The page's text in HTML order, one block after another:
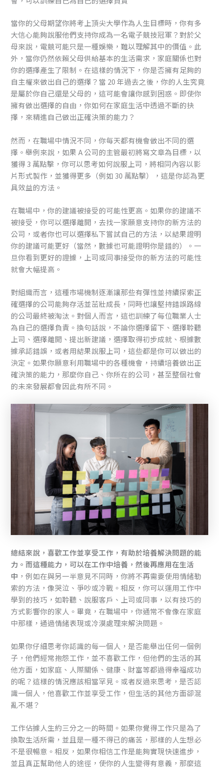
當你的父母期望你將考上頂尖大學作為人生目標時，你有多
大信心能夠說服他們支持你成為一名電子競技冠軍？對於父
母來說，電競可能只是一種娛樂，難以理解其中的價值。此
外，當你仍然依賴父母供給基本的生活需求，家庭關係也對
你的選擇產生了限制。在這樣的情況下，你是否擁有足夠的
自主權來做出自己的選擇？當 20 年過去之後，你的人生究竟
是屬於你自己還是父母的，這可能會讓你感到困惑。即使你
擁有做出選擇的自由，你如何在家庭生活中透過不斷的抉
擇，來精進自己做出正確決策的能力？
然而，在職場中情況不同，你每天都有機會做出不同的選
擇。舉例來說，如果 A 公司的主管最初將寫文章為目標，以
獲得 3 萬點擊，你可以思考如何說服上司，將相同內容以影
片形式製作，並獲得更多（例如 30 萬點擊），這是你認為更
具效益的方法。
在職場中，你的建議被接受的可能性更高。如果你的建議不
被接受，你可以選擇離開，去找一家願意支持你的新方法的
公司，或者你也可以選擇私下嘗試自己的方法，以結果證明
你的建議可能更好（當然，數據也可能證明你是錯的）。一
旦你看到更好的證據，上司或同事接受你的新方法的可能性
就會大幅提高。
對組織而言，這種市場機制逐漸讓那些有彈性並持續探索正
確選擇的公司能夠存活並茁壯成長，同時也讓堅持錯誤路線
的公司最終被淘汰。對個人而言，這也訓練了每位職業人士
為自己的選擇負責。換句話說，不論你選擇留下、選擇聆聽
上司、選擇離開、提出新建議，選擇取得初步成就、根據數
據承認錯誤，或者用結果說服上司，這些都是你可以做出的
決定。如果你願意利用職場中的各種機會，持續培養做出正
確決策的能力，那麼你自己、你所在的公司，甚至整個社會
的未來發展都會因此有所不同。
總結來說，喜歡工作並享受工作，有助於培養解決問題的能
力。而這種能力，可以在工作中培養，然後再應用在生活
中 ，例如在與另一半意見不同時，你將不再需要使用情緒勒
索的方法，像哭泣、爭吵或冷戰。相反，你可以運用工作中
學到的技巧，如聆聽、說服客戶、上司或同事，以有技巧的
方式影響你的家人。畢竟，在職場中，你通常不會像在家庭
中那樣，通過情緒表現或冷漠處理來解決問題。
如果你仔細思考你認識的每一個人，是否能舉出任何一個例
子，他們經常抱怨工作，並不喜歡工作，但他們的生活的其
他方面，如家庭、人際關係、健康、財富等都過得幸福成功
的呢？這樣的情況應該相當罕見。或者反過來思考，是否認
識一個人，他喜歡工作並享受工作，但生活的其他方面卻混
亂不堪？
工作佔據人生約三分之一的時間。如果你覺得工作只是為了
換取生活所需，並且是一種不得已的痛苦，那樣的人生想必
不是很暢意。相反，如果你相信工作是能夠實現快速進步，
並且真正幫助他人的途徑，使你的人生變得有意義，那麼這